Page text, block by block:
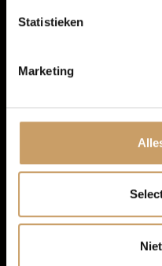
Statistieken
Marketing
Volkswagen
Benzine